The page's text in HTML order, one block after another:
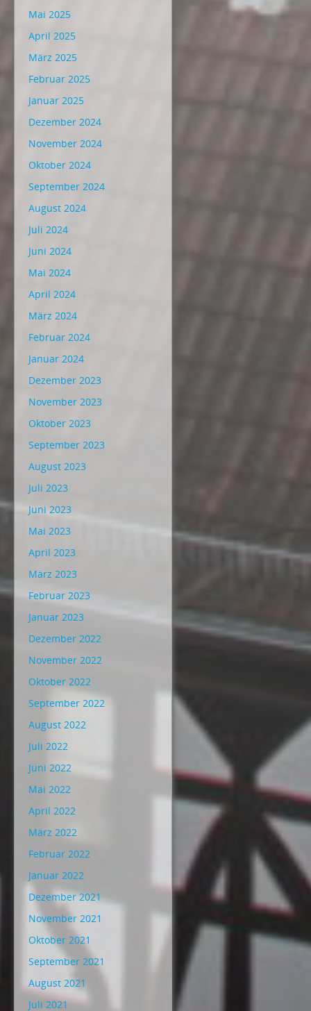
Mai 2025
April 2025
März 2025
Februar 2025
Januar 2025
Dezember 2024
November 2024
Oktober 2024
September 2024
August 2024
Juli 2024
Juni 2024
Mai 2024
April 2024
März 2024
Februar 2024
Januar 2024
Dezember 2023
November 2023
Oktober 2023
September 2023
August 2023
Juli 2023
Juni 2023
Mai 2023
April 2023
März 2023
Februar 2023
Januar 2023
Dezember 2022
November 2022
Oktober 2022
September 2022
August 2022
Juli 2022
Juni 2022
Mai 2022
April 2022
März 2022
Februar 2022
Januar 2022
Dezember 2021
November 2021
Oktober 2021
September 2021
August 2021
Juli 2021